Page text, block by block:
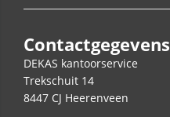
Contactgegevens
DEKAS kantoorservice
Trekschuit 14
8447 CJ Heerenveen